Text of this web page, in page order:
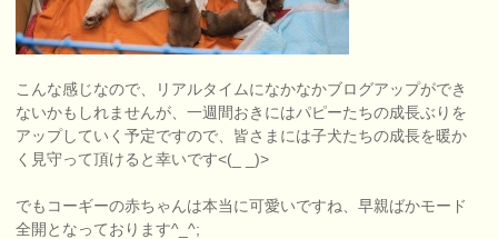
こんな感じなので、リアルタイムになかなかブログアップができ
ないかもしれませんが、一週間おきにはパピーたちの成長ぶりを
アップしていく予定ですので、皆さまには子犬たちの成長を暖か
く見守って頂けると幸いです<(_ _)>
でもコーギーの赤ちゃんは本当に可愛いですね、早親ばかモード
全開となっております^_^;